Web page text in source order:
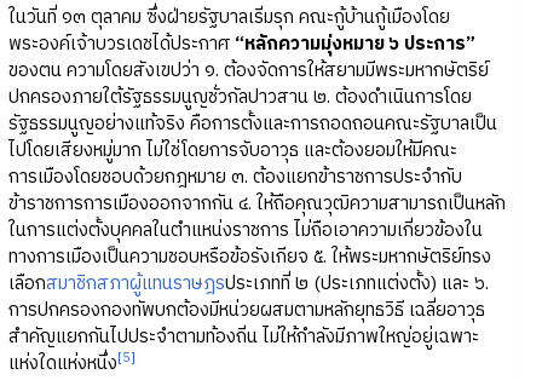
ในวันที่ ๑๓ ตุลาคม ซึ่งฝ่ายรัฐบาลเริ่มรุก คณะกู้บ้านกู้เมืองโดย
พระองค์เจ้าบวรเดชได้ประกาศ “หลักความมุ่งหมาย ๖ ประการ”
ของตน ความโดยสังเขปว่า ๑. ต้องจัดการให้สยามมีพระมหากษัตริย์
ปกครองภายใต้รัฐธรรมนูญชั่วกัลปาวสาน ๒. ต้องดำเนินการโดย
รัฐธรรมนูญอย่างแท้จริง คือการตั้งและการถอดถอนคณะรัฐบาลเป็น
ไปโดยเสียงหมู่มาก ไม่ใช่โดยการจับอาวุธ และต้องยอมให้มีคณะ
การเมืองโดยชอบด้วยกฎหมาย ๓. ต้องแยกข้าราชการประจำกับ
ข้าราชการการเมืองออกจากกัน ๔. ให้ถือคุณวุฒิความสามารถเป็นหลัก
ในการแต่งตั้งบุคคลในตำแหน่งราชการ ไม่ถือเอาความเกี่ยวข้องใน
ทางการเมืองเป็นความชอบหรือข้อรังเกียจ ๕. ให้พระมหากษัตริย์ทรง
เลือกสมาชิกสภาผู้แทนราษฎรประเภทที่ ๒ (ประเภทแต่งตั้ง) และ ๖.
การปกครองกองทัพบกต้องมีหน่วยผสมตามหลักยุทธวิธี เฉลี่ยอาวุธ
สำคัญแยกกันไปประจำตามท้องถิ่น ไม่ให้กำลังมีภาพใหญ่อยู่เฉพาะ
แห่งใดแห่งหนึ่ง[5]